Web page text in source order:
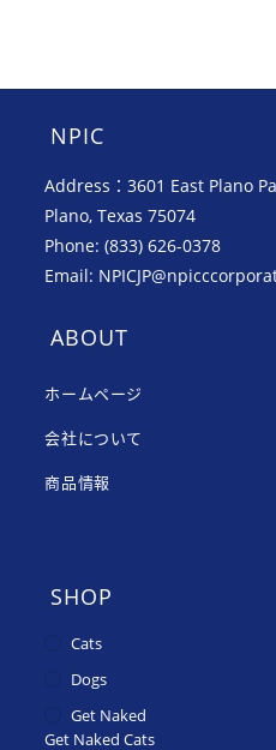
NPIC
Address：3601 East Plano
Plano, Texas 75074
Phone: (833) 626-0378
Email:
ABOUT
ホームページ
会社について
商品情報
SHOP
Cats
Dogs
Get Naked
Get Naked Cats